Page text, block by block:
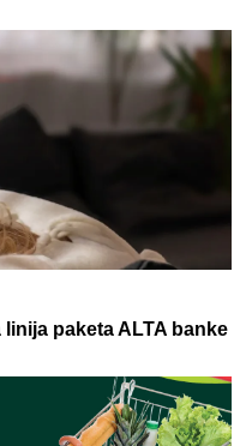
paketa ALTA banke